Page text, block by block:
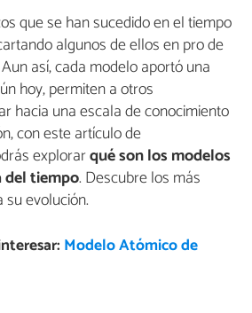
que se han sucedido en el tiempo
algunos de ellos en pro de
así, cada modelo aportó una
hoy, permiten a otros
hacia una escala de conocimiento
con este artículo de
explorarqué son los modelos
del tiempo. Descubre los más
evolución.
Modelo Atómico de